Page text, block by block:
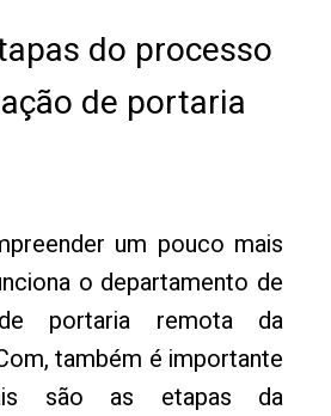
do processo
de portaria
um pouco mais
o departamento de
portaria remota da
também é importante
são as etapas da